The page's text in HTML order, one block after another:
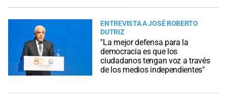
ENTREVISTA A JOSÉ ROBERTO
DUTRIZ
"La mejor defensa para la
democracia es que los
ciudadanos tengan voz a través
de los medios independientes"